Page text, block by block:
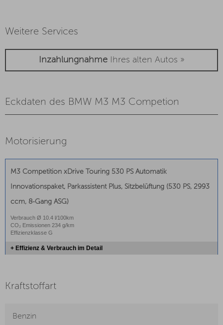
Weitere Services
InzahlungnahmeIhres alten Autos »
Eckdaten des BMW M3 M3 Competion
Motorisierung
M3 Competition xDrive Touring 530 PS Automatik
Innovationspaket, Parkassistent Plus, Sitzbelüftung (530 PS, 2993
ccm, 8-Gang ASG)
Verbrauch Ø 10.4 l/100km
CO₂ Emissionen 234 g/km
Effizienzklasse G
+ Effizienz & Verbrauch im Detail
Kraftstoffart
Benzin